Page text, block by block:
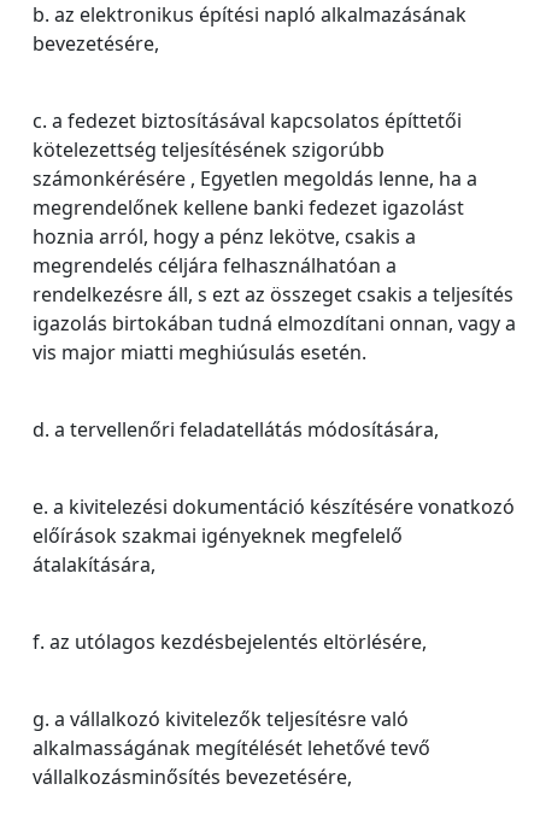
b. az elektronikus építési napló alkalmazásának
bevezetésére,
c. a fedezet biztosításával kapcsolatos építtetői
kötelezettség teljesítésének szigorúbb
számonkérésére , Egyetlen megoldás lenne, ha a
megrendelőnek kellene banki fedezet igazolást
hoznia arról, hogy a pénz lekötve, csakis a
megrendelés céljára felhasználhatóan a
rendelkezésre áll, s ezt az összeget csakis a teljesítés
igazolás birtokában tudná elmozdítani onnan, vagy a
vis major miatti meghiúsulás esetén.
d. a tervellenőri feladatellátás módosítására,
e. a kivitelezési dokumentáció készítésére vonatkozó
előírások szakmai igényeknek megfelelő
átalakítására,
f. az utólagos kezdésbejelentés eltörlésére,
g. a vállalkozó kivitelezők teljesítésre való
alkalmasságának megítélését lehetővé tevő
vállalkozásminősítés bevezetésére,